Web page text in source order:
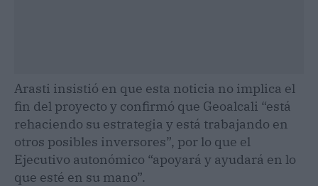
Arasti insistió en que esta noticia no implica el
fin del proyecto y confirmó que Geoalcali “está
rehaciendo su estrategia y está trabajando en
otros posibles inversores”, por lo que el
Ejecutivo autonómico “apoyará y ayudará en lo
que esté en su mano”.